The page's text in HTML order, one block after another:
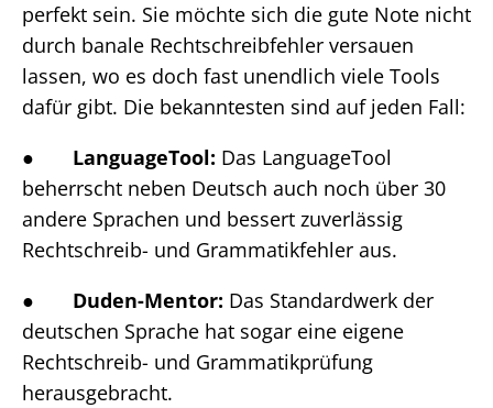
perfekt sein. Sie möchte sich die gute Note nicht
durch banale Rechtschreibfehler versauen
lassen, wo es doch fast unendlich viele Tools
dafür gibt. Die bekanntesten sind auf jeden Fall:
● LanguageTool: Das LanguageTool
beherrscht neben Deutsch auch noch über 30
andere Sprachen und bessert zuverlässig
Rechtschreib- und Grammatikfehler aus.
● Duden-Mentor: Das Standardwerk der
deutschen Sprache hat sogar eine eigene
Rechtschreib- und Grammatikprüfung
herausgebracht.